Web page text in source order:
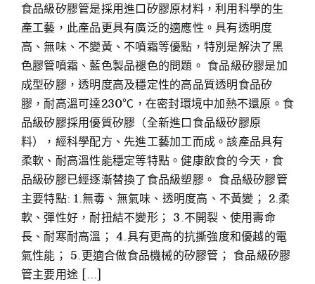
食品級矽膠管是採用進口矽膠原材料，利用科學的生
產工藝，此產品更具有廣泛的適應性。具有透明度
高、無味、不變黃、不噴霜等優點，特別是解決了黑
色膠管噴霜、藍色製品褪色的問題。 食品級矽膠是加
成型矽膠，透明度高及穩定性的高品質透明食品矽
膠，耐高溫可達230℃，在密封環境中加熱不還原。食
品級矽膠採用優質矽膠（全新進口食品級矽膠原
料），經科學配方、先進工藝加工而成。該產品具有
柔軟、耐高溫性能穩定等特點。健康飲食的今天，食
品級矽膠已經逐漸替換了食品級塑膠。 食品級矽膠管
主要特點: 1.無毒、無氣味、透明度高、不黃變； 2.柔
軟、彈性好，耐扭結不變形； 3.不開裂、使用壽命
長、耐寒耐高溫； 4.具有更高的抗撕強度和優越的電
氣性能； 5.更適合做食品機械的矽膠管； 食品級矽膠
管主要用途 [...]